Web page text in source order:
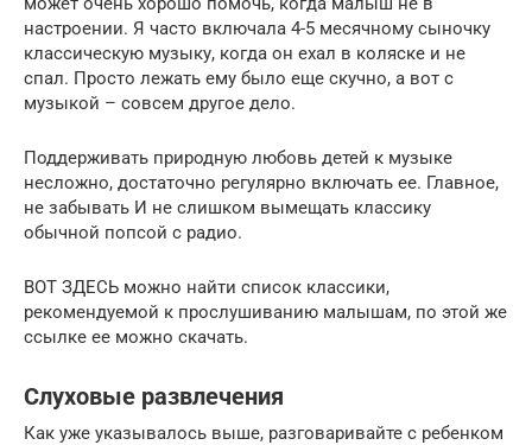
настроении. Я часто включала 4-5 месячному сыночку
классическую музыку, когда он ехал в коляске и не
спал. Просто лежать ему было еще скучно, а вот с
музыкой – совсем другое дело.
Поддерживать природную любовь детей к музыке
несложно, достаточно регулярно включать ее. Главное,
не забывать И не слишком вымещать классику
обычной попсой с радио.
ВОТ ЗДЕСЬ можно найти список классики,
рекомендуемой к прослушиванию малышам, по этой же
ссылке ее можно скачать.
Слуховые развлечения
Как уже указывалось выше, разговаривайте с ребенком